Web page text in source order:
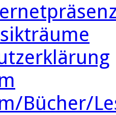
Bücher/